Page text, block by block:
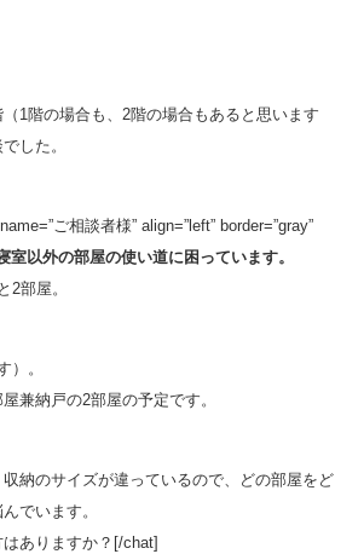
1階の場合も、2階の場合もあると思います
した。
ご相談者様” align=”left” border=”gray”
室以外の部屋の使い道に困っています。
2部屋。
）。
兼納戸の2部屋の予定です。
納のサイズが違っているので、どの部屋をど
でいます。
ありますか？[/chat]